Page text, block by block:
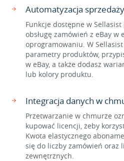
Automatyzacja
Funkcje dostępne w
obsługę zamówień z eBay w
oprogramowaniu. W
parametry produktów,
w eBay, a także dodasz
lub kolory produktu.
Integracja danych w
Przetwarzanie w chmurze
kupować licencji, żeby
Kwota elastycznego
się do liczby zamówień oraz
zewnętrznych.